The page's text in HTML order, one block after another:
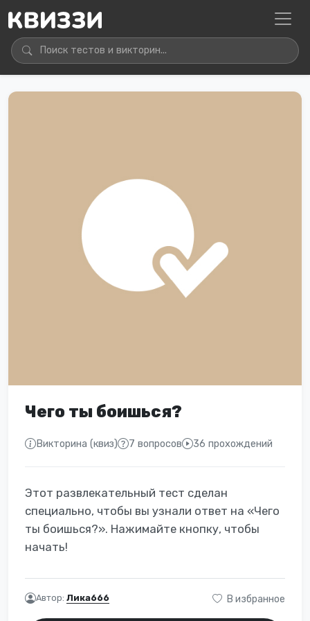
Чего ты боишься?
Викторина (квиз) 7 вопросов 36 прохождений
Этот развлекательный тест сделан
специально, чтобы вы узнали ответ на «Чего
ты боишься?». Нажимайте кнопку, чтобы
начать!
Автор: Лика666 В избранное